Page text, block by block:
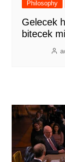
Philosophy
Gelecek
bitecek